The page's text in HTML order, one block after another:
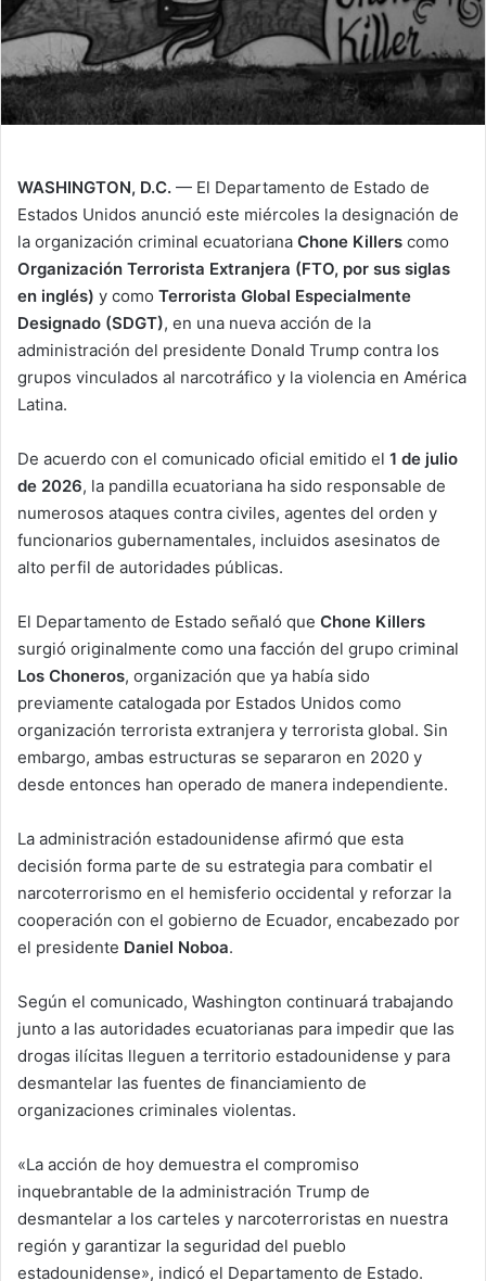
WASHINGTON, D.C. — El Departamento de Estado de
Estados Unidos anunció este miércoles la designación de
la organización criminal ecuatoriana Chone Killers como
Organización Terrorista Extranjera (FTO, por sus siglas
en inglés) y como Terrorista Global Especialmente
Designado (SDGT), en una nueva acción de la
administración del presidente Donald Trump contra los
grupos vinculados al narcotráfico y la violencia en América
Latina.
De acuerdo con el comunicado oficial emitido el 1 de julio
de 2026, la pandilla ecuatoriana ha sido responsable de
numerosos ataques contra civiles, agentes del orden y
funcionarios gubernamentales, incluidos asesinatos de
alto perfil de autoridades públicas.
El Departamento de Estado señaló que Chone Killers
surgió originalmente como una facción del grupo criminal
Los Choneros, organización que ya había sido
previamente catalogada por Estados Unidos como
organización terrorista extranjera y terrorista global. Sin
embargo, ambas estructuras se separaron en 2020 y
desde entonces han operado de manera independiente.
La administración estadounidense afirmó que esta
decisión forma parte de su estrategia para combatir el
narcoterrorismo en el hemisferio occidental y reforzar la
cooperación con el gobierno de Ecuador, encabezado por
el presidente Daniel Noboa.
Según el comunicado, Washington continuará trabajando
junto a las autoridades ecuatorianas para impedir que las
drogas ilícitas lleguen a territorio estadounidense y para
desmantelar las fuentes de financiamiento de
organizaciones criminales violentas.
«La acción de hoy demuestra el compromiso
inquebrantable de la administración Trump de
desmantelar a los carteles y narcoterroristas en nuestra
región y garantizar la seguridad del pueblo
estadounidense», indicó el Departamento de Estado.